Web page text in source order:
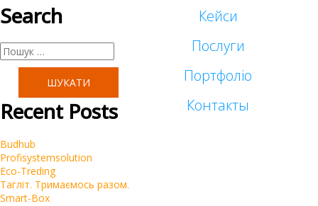
Кейси
Послуги
Таргетована реклама
Портфоліо
Малий бізнес
Контакты
Search
Пошук:
Recent Posts
Budhub
Profisystemsolution
Eco-Treding
Тагліт. Тримаємось разом.
Smart-Box